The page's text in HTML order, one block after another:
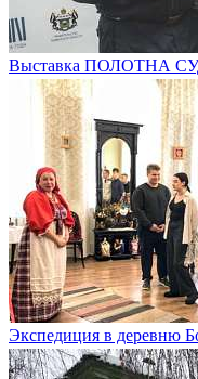
Выставка ПОЛОТНА
Экспедиция в деревню